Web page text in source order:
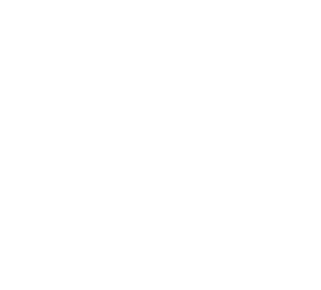
Form A)（枸
型）